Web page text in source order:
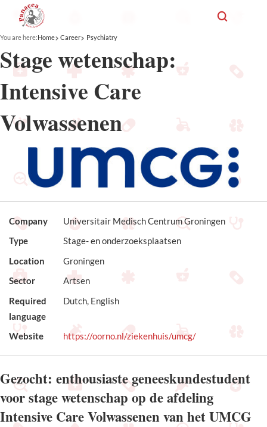
You are here:Home Career Psychiatry
Stage wetenschap:
Intensive Care
Volwassenen
Company
Universitair Medisch Centrum Groningen
Type
Stage- en onderzoeksplaatsen
Location
Groningen
Sector
Artsen
Required
language
Dutch, English
Website https://oorno.nl/ziekenhuis/umcg/
Gezocht: enthousiaste geneeskundestudent
voor stage wetenschap op de afdeling
Intensive Care Volwassenen van het UMCG